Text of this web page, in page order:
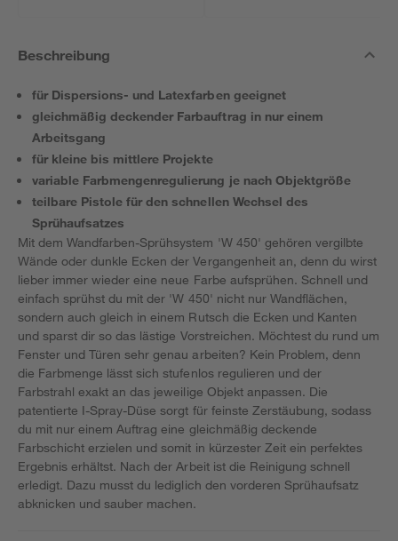
Beschreibung
für Dispersions- und Latexfarben geeignet
gleichmäßig deckender Farbauftrag in nur einem
Arbeitsgang
für kleine bis mittlere Projekte
variable Farbmengenregulierung je nach Objektgröße
teilbare Pistole für den schnellen Wechsel des
Sprühaufsatzes
Mit dem Wandfarben-Sprühsystem 'W 450' gehören vergilbte
Wände oder dunkle Ecken der Vergangenheit an, denn du wirst
lieber immer wieder eine neue Farbe aufsprühen. Schnell und
einfach sprühst du mit der 'W 450' nicht nur Wandflächen,
sondern auch gleich in einem Rutsch die Ecken und Kanten
und sparst dir so das lästige Vorstreichen. Möchtest du rund um
Fenster und Türen sehr genau arbeiten? Kein Problem, denn
die Farbmenge lässt sich stufenlos regulieren und der
Farbstrahl exakt an das jeweilige Objekt anpassen. Die
patentierte I-Spray-Düse sorgt für feinste Zerstäubung, sodass
du mit nur einem Auftrag eine gleichmäßig deckende
Farbschicht erzielen und somit in kürzester Zeit ein perfektes
Ergebnis erhältst. Nach der Arbeit ist die Reinigung schnell
erledigt. Dazu musst du lediglich den vorderen Sprühaufsatz
abknicken und sauber machen.